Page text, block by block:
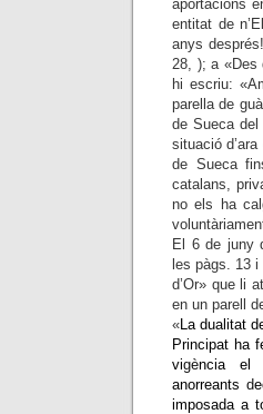
aportacions
entitat de
anys
28, ); a «Des
hi escriu:
parella de
de Sueca del
situació
de Sueca
catalans,
no els ha
El 6 de juny
les pàgs. 13 i
d’Or» que li
en un parell
«La dualitat
Principat ha
vigència el
anorreants d
imposada a